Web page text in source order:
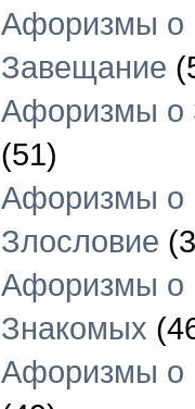
Афоризмы о
Завещание
Афоризмы о
(51)
Афоризмы о
Злословие
Афоризмы о
Знакомых
Афоризмы о